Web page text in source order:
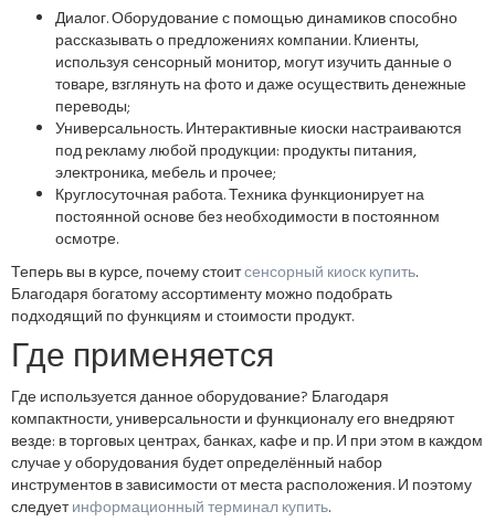
Диалог. Оборудование с помощью динамиков способно
рассказывать о предложениях компании. Клиенты,
используя сенсорный монитор, могут изучить данные о
товаре, взглянуть на фото и даже осуществить денежные
переводы;
Универсальность. Интерактивные киоски настраиваются
под рекламу любой продукции: продукты питания,
электроника, мебель и прочее;
Круглосуточная работа. Техника функционирует на
постоянной основе без необходимости в постоянном
осмотре.
Теперь вы в курсе, почему стоитсенсорный киоск купить.
Благодаря богатому ассортименту можно подобрать
подходящий по функциям и стоимости продукт.
Где применяется
Где используется данное оборудование? Благодаря
компактности, универсальности и функционалу его внедряют
везде: в торговых центрах, банках, кафе и пр. И при этом в каждом
случае у оборудования будет определённый набор
инструментов в зависимости от места расположения. И поэтому
следуетинформационный терминал купить.